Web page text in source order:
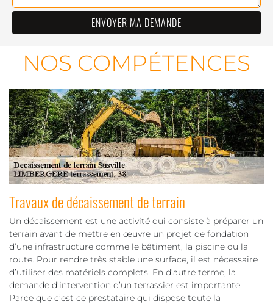
NOS COMPÉTENCES
Travaux de décaissement de terrain
Un décaissement est une activité qui consiste à préparer un
terrain avant de mettre en œuvre un projet de fondation
d’une infrastructure comme le bâtiment, la piscine ou la
route. Pour rendre très stable une surface, il est nécessaire
d’utiliser des matériels complets. En d’autre terme, la
demande d’intervention d’un terrassier est importante.
Parce que c’est ce prestataire qui dispose toute la